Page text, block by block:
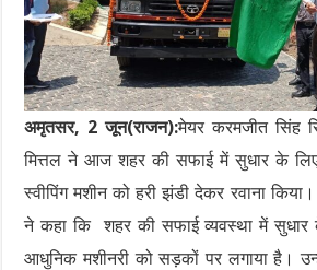
अमृतसर, 2 जून(राजन):मेयर करमजीत सिंह
मित्तल ने आज शहर की सफाई में सुधार के
स्वीपिंग मशीन को हरी झंडी देकर रवाना
ने कहा कि शहर की सफाई व्यवस्था में सुधार
आधुनिक मशीनरी को सड़कों पर लगाया है।